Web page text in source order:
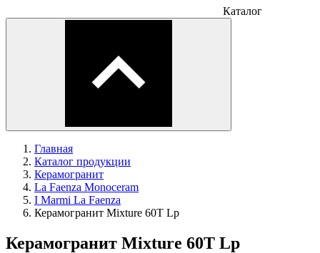
Каталог
Главная
Каталог продукции
Керамогранит
La Faenza Monoceram
I Marmi La Faenza
Керамогранит Mixture 60T Lp
Керамогранит Mixture 60T Lp